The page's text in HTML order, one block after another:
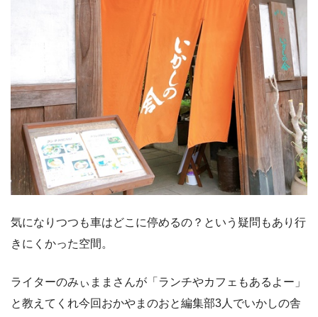
気になりつつも車はどこに停めるの？という疑問もあり行
きにくかった空間。
ライターのみぃままさんが「ランチやカフェもあるよー」
と教えてくれ今回おかやまのおと編集部3人でいかしの舎